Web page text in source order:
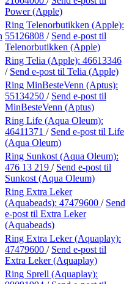
Power (Apple)
Ring Telenorbutikken (Apple):
55126808 / Send e-post til
Telenorbutikken (Apple)
Ring Telia (Apple): 46613346
/ Send e-post til Telia (Apple)
Ring MinBesteVenn (Aptus):
55134250 / Send e-post til
MinBesteVenn (Aptus)
Ring Life (Aqua Oleum):
46411371 / Send e-post til Life
(Aqua Oleum)
Ring Sunkost (Aqua Oleum):
476 13 219 / Send e-post til
Sunkost (Aqua Oleum)
Ring Extra Leker
(Aquabeads): 47479600 / Send
e-post til Extra Leker
(Aquabeads)
Ring Extra Leker (Aquaplay):
47479600 / Send e-post til
Extra Leker (Aquaplay)
Ring Sprell (Aquaplay):